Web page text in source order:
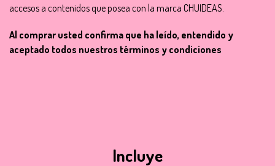
accesos a contenidos que posea con la marca CHUIDEAS.
Al comprar usted confirma que ha leído, entendido y
aceptado todos nuestros términos y condiciones
Incluye